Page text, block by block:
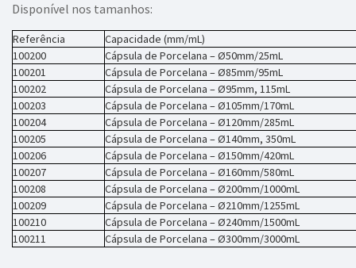
Disponível nos tamanhos:
Referência
Capacidade (mm/mL)
100200
Cápsula de Porcelana – Ø50mm/25mL
100201
Cápsula de Porcelana – Ø85mm/95mL
100202
Cápsula de Porcelana – Ø95mm, 115mL
100203
Cápsula de Porcelana – Ø105mm/170mL
100204
Cápsula de Porcelana – Ø120mm/285mL
100205
Cápsula de Porcelana – Ø140mm, 350mL
100206
Cápsula de Porcelana – Ø150mm/420mL
100207
Cápsula de Porcelana – Ø160mm/580mL
100208
Cápsula de Porcelana – Ø200mm/1000mL
100209
Cápsula de Porcelana – Ø210mm/1255mL
100210
Cápsula de Porcelana – Ø240mm/1500mL
100211
Cápsula de Porcelana – Ø300mm/3000mL